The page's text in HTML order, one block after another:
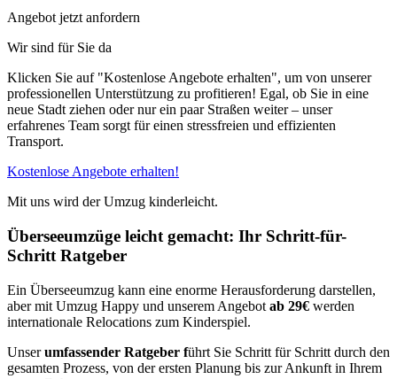
Angebot jetzt anfordern
Wir sind für Sie da
Klicken Sie auf "Kostenlose Angebote erhalten", um von unserer
professionellen Unterstützung zu profitieren! Egal, ob Sie in eine
neue Stadt ziehen oder nur ein paar Straßen weiter – unser
erfahrenes Team sorgt für einen stressfreien und effizienten
Transport.
Kostenlose Angebote erhalten!
Mit uns wird der Umzug kinderleicht.
Überseeumzüge leicht gemacht: Ihr Schritt-für-
Schritt Ratgeber
Ein Überseeumzug kann eine enorme Herausforderung darstellen,
aber mit Umzug Happy und unserem Angebot ab 29€ werden
internationale Relocations zum Kinderspiel.
Unserumfassender Ratgeber führt Sie Schritt für Schritt durch den
gesamten Prozess, von der ersten Planung bis zur Ankunft in Ihrem